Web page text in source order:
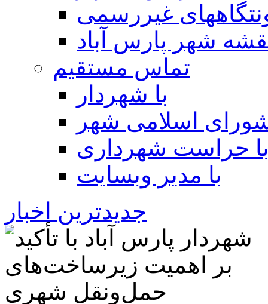
غیررسمی
شهر پارس آباد
تماس مستقیم
با شهردار
اسلامی شهر
حراست شهرداری
با مدیر وبسایت
جدیدترین اخبار